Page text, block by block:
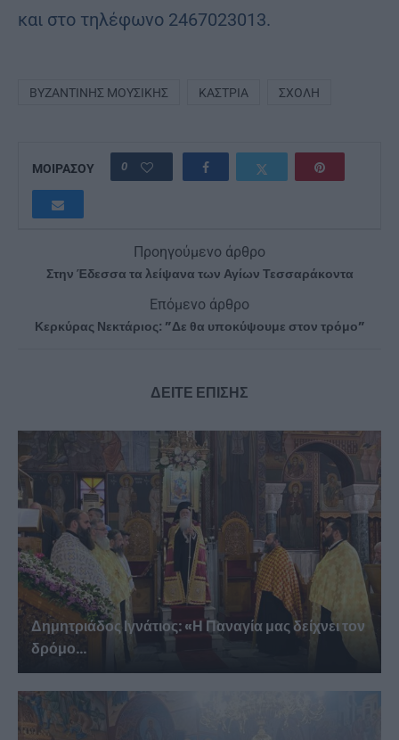
και στο τηλέφωνο 2467023013.
ΒΥΖΑΝΤΙΝΉΣ ΜΟΥΣΙΚΉΣ ΚΑΣΤΡΙΆ ΣΧΟΛΉ
ΜΟΙΡΑΣΟΥ 0
Προηγούμενο άρθρο
Στην Έδεσσα τα λείψανα των Αγίων Τεσσαράκοντα
Επόμενο άρθρο
Κερκύρας Νεκτάριος: ”Δε θα υποκύψουμε στον τρόμο”
ΔΕΙΤΕ ΕΠΙΣΗΣ
Δημητριάδος Ιγνάτιος: «Η Παναγία μας δείχνει τον
δρόμο...